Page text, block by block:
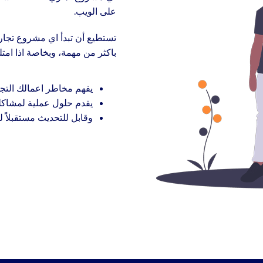
على الويب.
تستطيع أن تبدأ اي مشروع
باكثر من مهمة، وبخاصة اذا
يفهم مخاطر اعمالك
يقدم حلول عملية
وقابل للتحديث مستقبلاً